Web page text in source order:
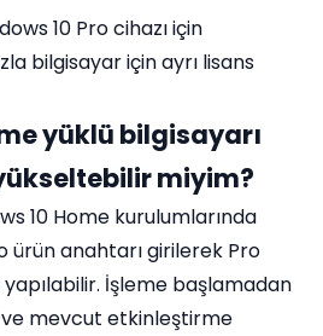
10 Pro cihazı için
bilgisayar için ayrı lisans
yüklü bilgisayarı
miyim?
10 Home kurulumlarında
ürün anahtarı girilerek Pro
İşleme başlamadan
mevcut etkinleştirme